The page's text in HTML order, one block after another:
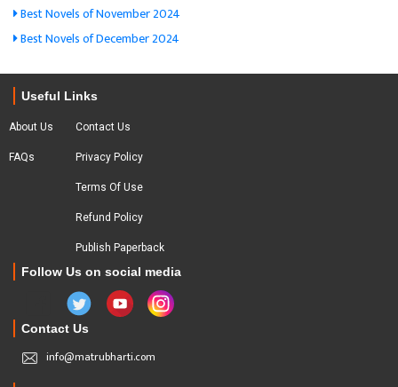
Best Novels of November 2024
Best Novels of December 2024
Useful Links
About Us
FAQs
Contact Us
Privacy Policy
Terms Of Use
Refund Policy
Publish Paperback
Follow Us on social media
Contact Us
info@matrubharti.com